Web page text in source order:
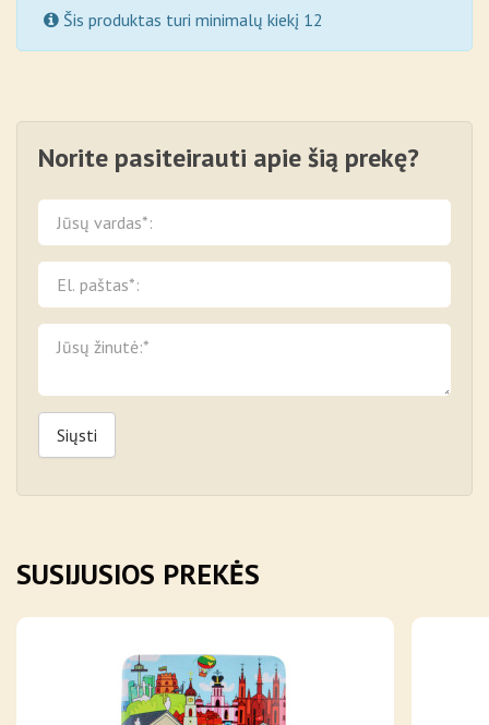
Šis produktas turi minimalų kiekį 12
Norite pasiteirauti apie šią prekę?
Siųsti
SUSIJUSIOS PREKĖS